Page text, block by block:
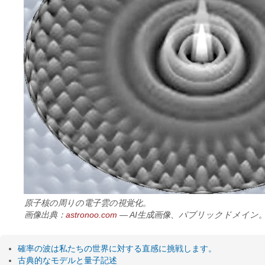
原子核の周りの電子雲の視覚化。
画像出典：astronoo.com — AI生成画像、パブリックドメイン
確率の波は私たちの世界に対する直感に挑戦します。
古典的なモデルと量子記述